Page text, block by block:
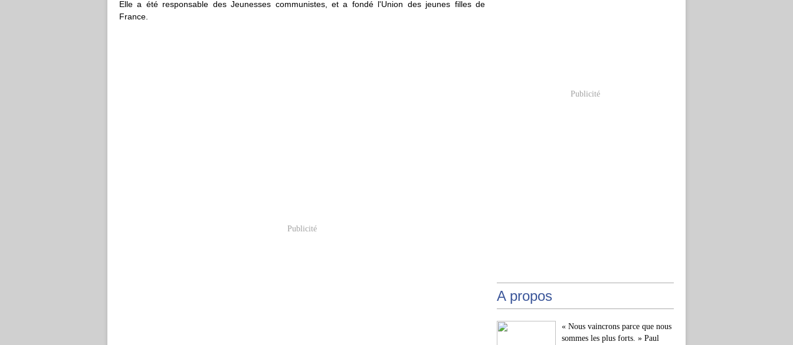
Elle a été responsable des Jeunesses communistes, et a fondé l'Union des jeunes filles de
France.
Publicité
Publicité
A propos
« Nous vaincrons parce que nous
sommes les plus forts. » Paul